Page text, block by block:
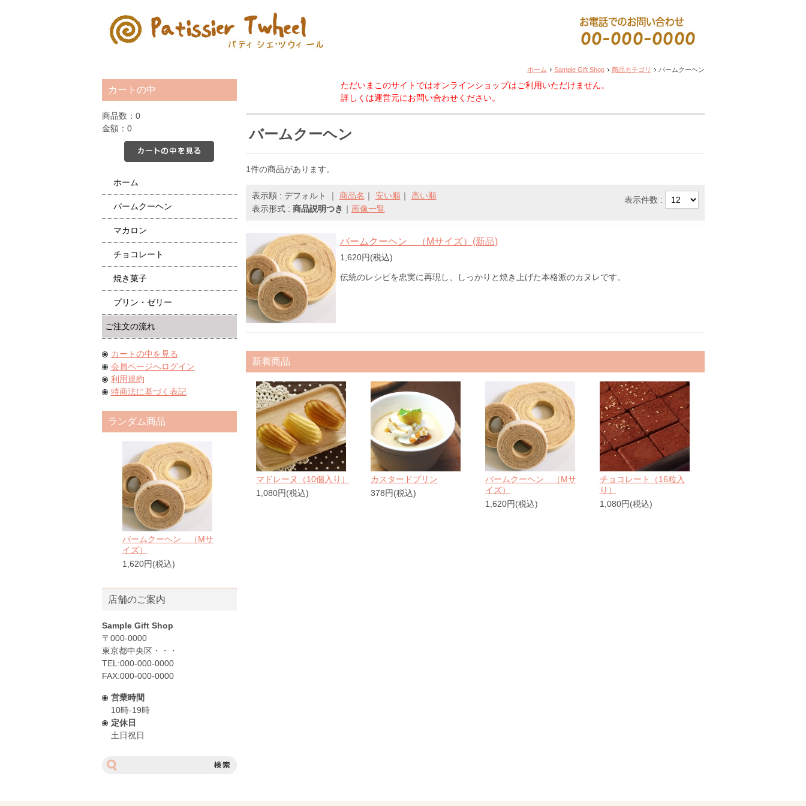
ホーム Sample Gift Shop 商品カテゴリ バームクーヘン
ただいまこのサイトではオンラインショップはご利用いただけません。
詳しくは運営元にお問い合わせください。
バームクーヘン
1件の商品があります。
表示順 : デフォルト ｜ 商品名 ｜ 安い順｜ 高い順
表示形式 : 商品説明つき ｜ 画像一覧
表示件数 :
バームクーヘン （Mサイズ）(新品)
1,620円(税込)
伝統のレシピを忠実に再現し、しっかりと焼き上げた本格派のカヌレです。
新着商品
マドレーヌ（10個入り）
1,080円(税込)
カスタードプリン
378円(税込)
バームクーヘン （Mサ
イズ）
1,620円(税込)
チョコレート（16粒入
り）
1,080円(税込)
カートの中
商品数：0
金額：0
ホーム
バームクーヘン
マカロン
チョコレート
焼き菓子
プリン・ゼリー
ご注文の流れ
カートの中を見る
会員ページへログイン
利用規約
特商法に基づく表記
ランダム商品
バームクーヘン （Mサ
イズ）
1,620円(税込)
店舗のご案内
Sample Gift Shop
〒000-0000
東京都中央区・・・
TEL:000-000-0000
FAX:000-000-0000
営業時間
10時-19時
定休日
土日祝日
サ
イ